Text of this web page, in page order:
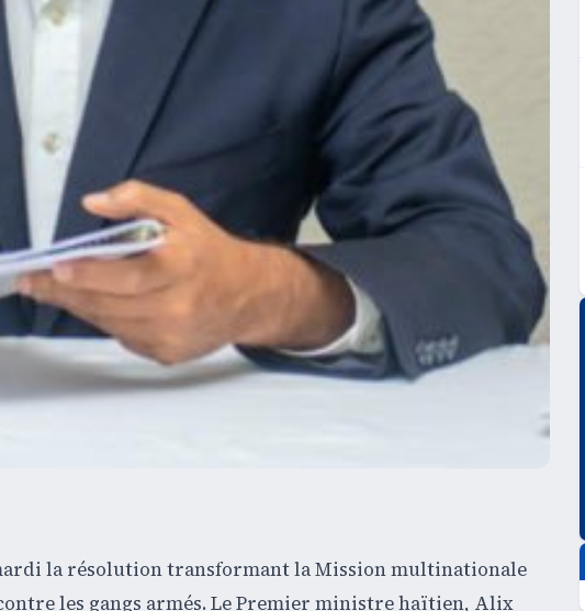
la résolution transformant la Mission multinationale
les gangs armés. Le Premier ministre haïtien, Alix